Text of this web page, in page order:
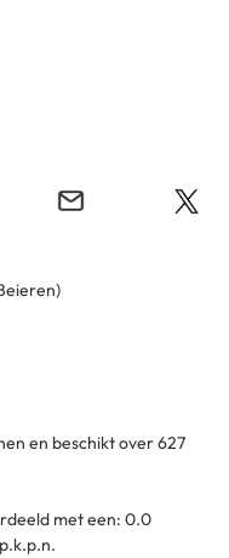
en beschikt over 627
met een: 0.0